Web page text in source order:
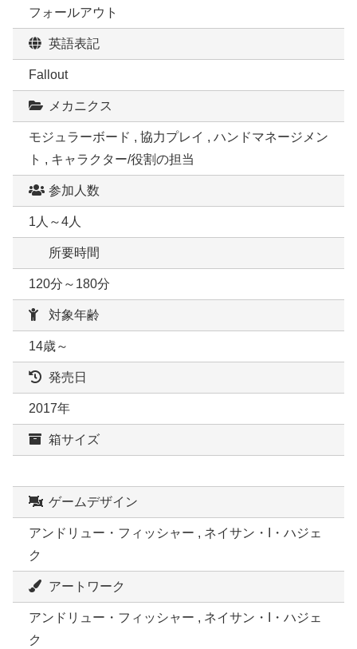
フォールアウト
英語表記
Fallout
メカニクス
モジュラーボード , 協力プレイ , ハンドマネージメン
ト , キャラクター/役割の担当
参加人数
1人～4人
所要時間
120分～180分
対象年齢
14歳～
発売日
2017年
箱サイズ
ゲームデザイン
アンドリュー・フィッシャー , ネイサン・I・ハジェ
ク
アートワーク
アンドリュー・フィッシャー , ネイサン・I・ハジェ
ク